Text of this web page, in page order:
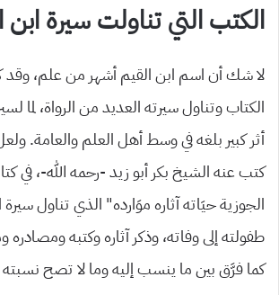
الكتب التي تناولت سيرة ابن
لا شك أن اسم ابن القيم أشهر من علم، وقد
الكتاب وتناول سيرته العديد من الرواة، لما
أثر كبير بلغه في وسط أهل العلم والعامة.
كتب عنه الشيخ بكر أبو زيد -رحمه الله-، في
الجوزية حيَاته آثاره موَارده” الذي تناول
طفولته إلى وفاته، وذكر آثاره وكتبه ومصادره
كما فرَّق بين ما ينسب إليه وما لا تصح